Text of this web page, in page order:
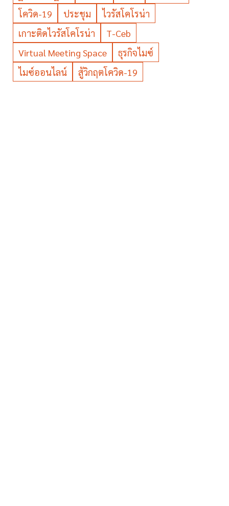
โควิด-19
ประชุม
ไวรัสโคโรน่า
เกาะติดไวรัสโคโรน่า
T-Ceb
Virtual Meeting Space
ธุรกิจไมซ์
ไมซ์ออนไลน์
สู้วิกฤตโควิด-19